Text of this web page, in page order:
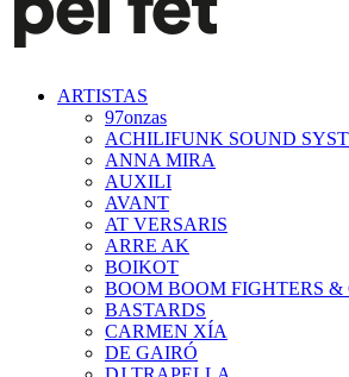
ARTISTAS
97onzas
ACHILIFUNK SOUND
ANNA MIRA
AUXILI
AVANT
AT VERSARIS
ARRE AK
BOIKOT
BOOM BOOM FIGHTERS &
BASTARDS
CARMEN XÍA
DE GAIRÓ